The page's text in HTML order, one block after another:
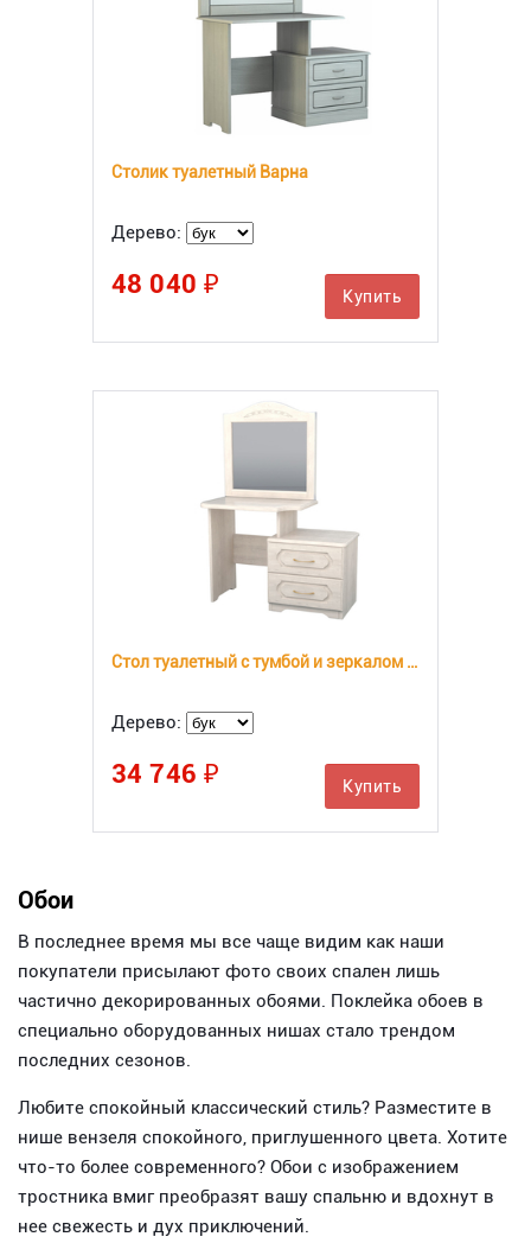
Столик туалетный Варна
Дерево:
48 040 ₽ Купить
Стол туалетный с тумбой и зеркалом №1
Дерево:
34 746 ₽ Купить
Обои
В последнее время мы все чаще видим как наши
покупатели присылают фото своих спален лишь
частично декорированных обоями. Поклейка обоев в
специально оборудованных нишах стало трендом
последних сезонов.
Любите спокойный классический стиль? Разместите в
нише вензеля спокойного, приглушенного цвета. Хотите
что-то более современного? Обои с изображением
тростника вмиг преобразят вашу спальню и вдохнут в
нее свежесть и дух приключений.